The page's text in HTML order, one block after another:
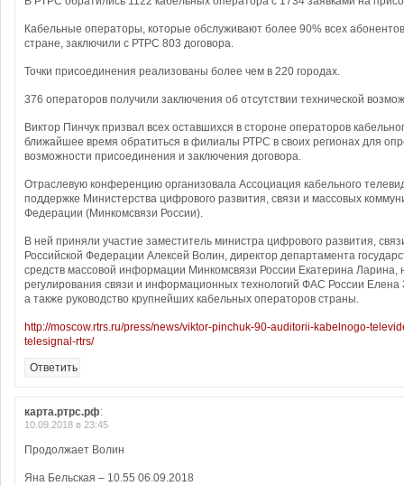
Кабельные операторы, которые обслуживают более 90% всех
стране, заключили с РТРС 803 договора.
Точки присоединения реализованы более чем в 220 городах.
376 операторов получили заключения об отсутствии технической
Виктор Пинчук призвал всех оставшихся в стороне операторов
ближайшее время обратиться в филиалы РТРС в своих регионах для
возможности присоединения и заключения договора.
Отраслевую конференцию организовала Ассоциация кабельного
поддержке Министерства цифрового развития, связи и массовых
Федерации (Минкомсвязи России).
В ней приняли участие заместитель министра цифрового развития,
Российской Федерации Алексей Волин, директор департамента
средств массовой информации Минкомсвязи России Екатерина Ларина,
регулирования связи и информационных технологий ФАС России Елена
а также руководство крупнейших кабельных операторов страны.
http://moscow.rtrs.ru/press/news/viktor-pinchuk-90-auditorii-kabelnogo-
telesignal-rtrs/
Ответить
карта.ртрс.рф:
10.09.2018 в 23:45
Продолжает Волин
Яна Бельская – 10.55 06.09.2018